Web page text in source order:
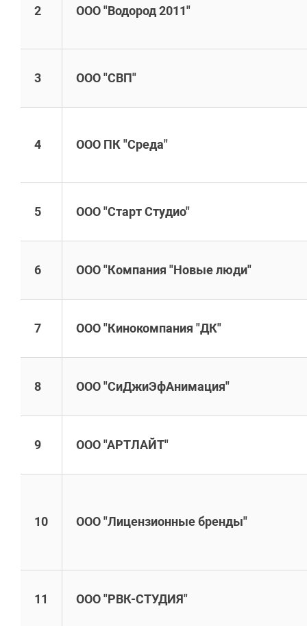
2 ООО "Водород 2011"
3 ООО "СВП"
4 ООО ПК "Среда"
5 ООО "Старт Студио"
6 ООО "Компания "Новые люди"
7 ООО "Кинокомпания "ДК"
8 ООО "СиДжиЭфАнимация"
9 ООО "АРТЛАЙТ"
10 ООО "Лицензионные бренды"
11 ООО "РВК-СТУДИЯ"